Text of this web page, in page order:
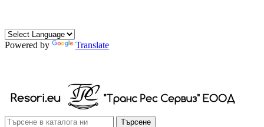
Powered by
Translate
Търсене